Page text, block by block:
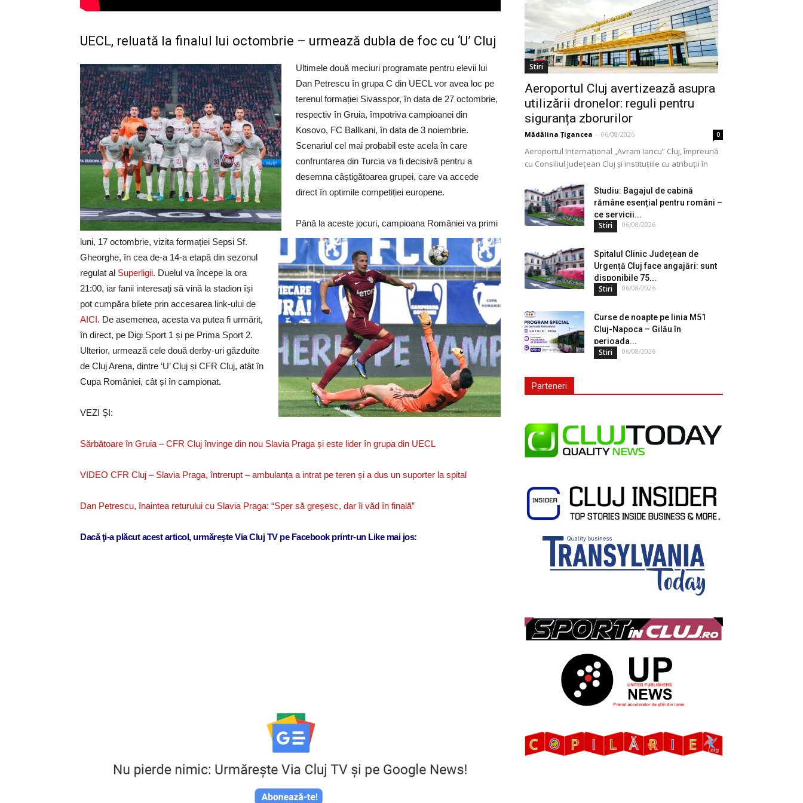
UECL, reluată la finalul lui octombrie – urmează dubla de foc cu ‘U’ Cluj
Ultimele două meciuri programate pentru elevii lui
Dan Petrescu în grupa C din UECL vor avea loc pe
terenul formației Sivasspor, în data de 27 octombrie,
respectiv în Gruia, împotriva campioanei din
Kosovo, FC Ballkani, în data de 3 noiembrie.
Scenariul cel mai probabil este acela în care
confruntarea din Turcia va fi decisivă pentru a
desemna câștigătoarea grupei, care va accede
direct în optimile competiției europene.
Până la aceste jocuri, campioana României va primi
luni, 17 octombrie, vizita formației Sepsi Sf.
Gheorghe, în cea de-a 14-a etapă din sezonul
regulat al Superligii. Duelul va începe la ora
21:00, iar fanii interesați să vină la stadion își
pot cumpăra bilete prin accesarea link-ului de
AICI . De asemenea, acesta va putea fi urmărit,
în direct, pe Digi Sport 1 și pe Prima Sport 2.
Ulterior, urmează cele două derby-uri găzduite
de Cluj Arena, dintre ‘U’ Cluj și CFR Cluj, atât în
Cupa României, cât și în campionat.
VEZI ȘI:
Sărbătoare în Gruia – CFR Cluj învinge din nou Slavia Praga și este lider în grupa din UECL
VIDEO CFR Cluj – Slavia Praga, întrerupt – ambulanța a intrat pe teren și a dus un suporter la spital
Dan Petrescu, înaintea returului cu Slavia Praga: “Sper să greșesc, dar îi văd în finală”
Dacă ţi-a plăcut acest articol, urmăreşte Via Cluj TV pe Facebook printr-un Like mai jos:
Stiri
Aeroportul Cluj avertizează asupra
utilizării dronelor: reguli pentru
siguranța zborurilor
Mădălina Țigancea - 06/08/2026 0
Aeroportul Internațional „Avram Iancu” Cluj, împreună
cu Consiliul Județean Cluj și instituțiile cu atribuții în
utilizarea...
Studiu: Bagajul de cabină
rămâne esențial pentru români –
ce servicii...
Stiri 06/08/2026
Spitalul Clinic Județean de
Urgență Cluj face angajări: sunt
disponibile 75...
Stiri 06/08/2026
Curse de noapte pe linia M51
Cluj-Napoca – Gilău în
perioada...
Stiri 06/08/2026
Parteneri